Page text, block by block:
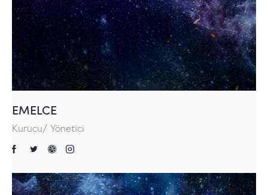
EMELCE
Kurucu/ Yönetici